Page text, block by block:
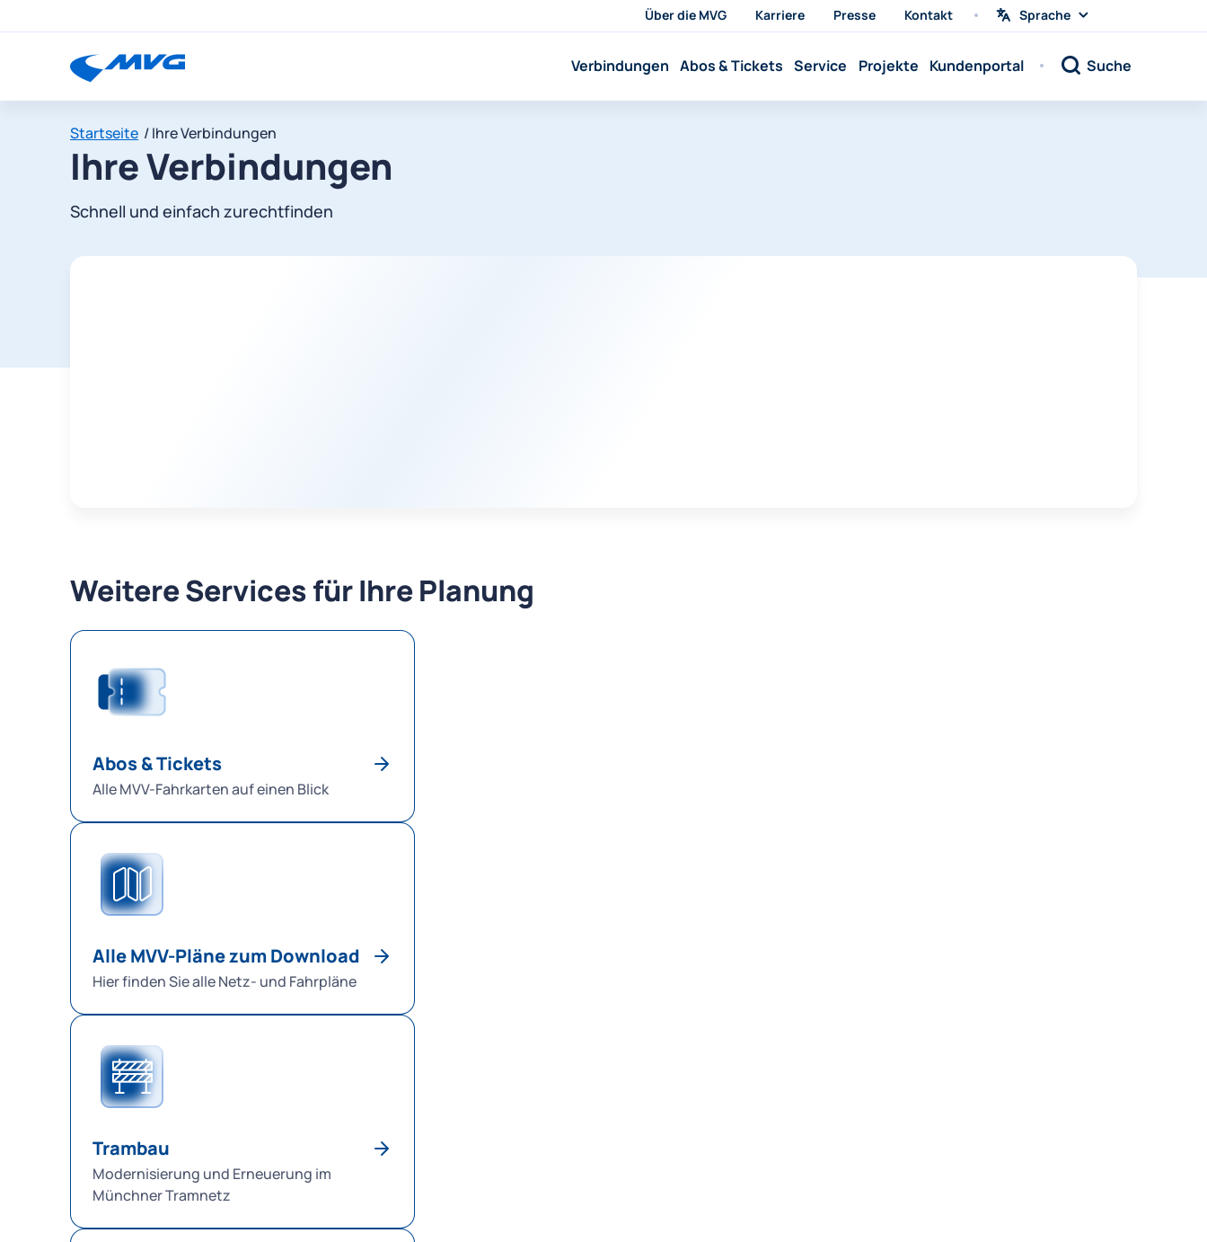
Über die MVG Karriere Presse Kontakt
Sprache
Sprache
Sprache:
Verbindungen Abos & Tickets Service Projekte Kundenportal Suche
Startseite Ihre Verbindungen
Ihre Verbindungen
Schnell und einfach zurechtfinden
Weitere Services für Ihre Planung
Abos & Tickets
Alle MVV-Fahrkarten auf einen Blick
Alle MVV-Pläne zum Download
Hier finden Sie alle Netz- und Fahrpläne
Trambau
Modernisierung und Erneuerung im
Münchner Tramnetz